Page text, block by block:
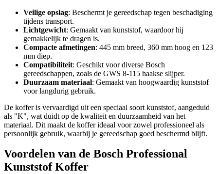
Veilige opslag: Beschermt je gereedschap tegen beschadiging
tijdens transport.
Lichtgewicht: Gemaakt van kunststof, waardoor hij
gemakkelijk te dragen is.
Compacte afmetingen: 445 mm breed, 360 mm hoog en 123
mm diep.
Compatibiliteit: Geschikt voor diverse Bosch
gereedschappen, zoals de GWS 8-115 haakse slijper.
Duurzaam materiaal: Gemaakt van hoogwaardig kunststof
voor langdurig gebruik.
De koffer is vervaardigd uit een speciaal soort kunststof, aangeduid
als "K", wat duidt op de kwaliteit en duurzaamheid van het
materiaal. Dit maakt de koffer ideaal voor zowel professioneel als
persoonlijk gebruik, waarbij je gereedschap goed beschermd blijft.
Voordelen van de Bosch Professional
Kunststof Koffer